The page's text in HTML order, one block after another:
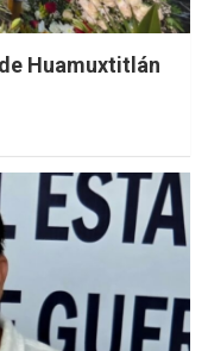
Huamuxtitlán